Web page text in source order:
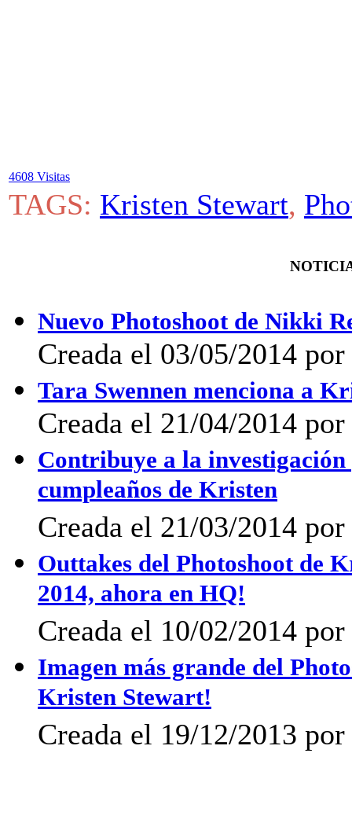
4608 Visitas
TAGS: Kristen Stewart,
Nuevo Photoshoot de Nikki
Creada el 03/05/2014
Tara Swennen menciona a
Creada el 21/04/2014
Contribuye a la
cumpleaños de Kristen
Creada el 21/03/2014
Outtakes del Photoshoot de
2014, ahora en HQ!
Creada el 10/02/2014
Imagen más grande del
Kristen Stewart!
Creada el 19/12/2013